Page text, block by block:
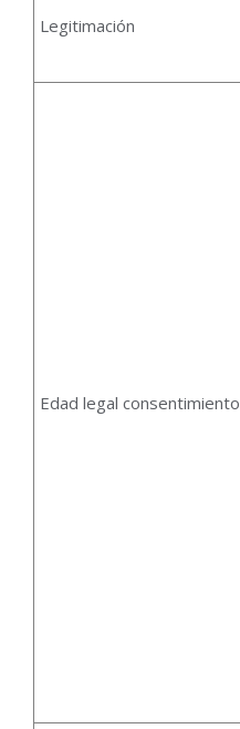
Legitimación
Edad legal consentimiento